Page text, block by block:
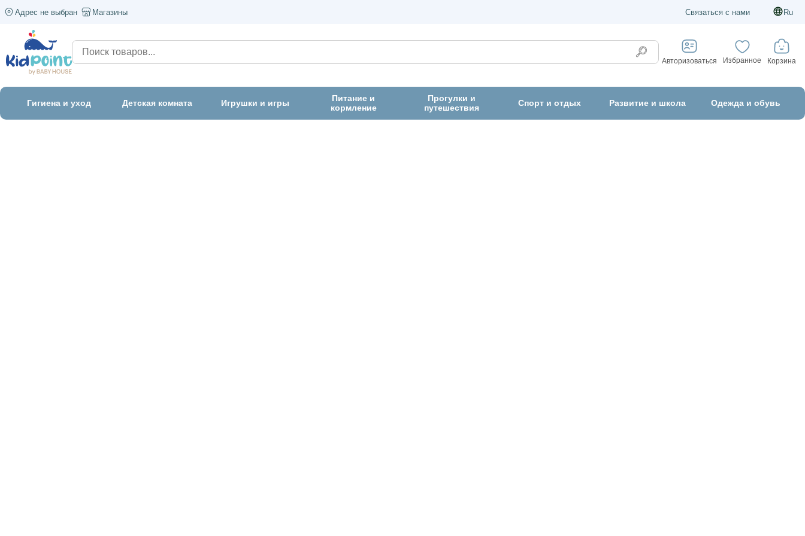
Адрес не выбран Магазины Связаться с нами Ru
Авторизоваться Избранное Корзина
Гигиена и уход Детская комната Игрушки и игры
Питание и
кормление
Прогулки и
путешествия
Спорт и отдых Развитие и школа Одежда и обувь